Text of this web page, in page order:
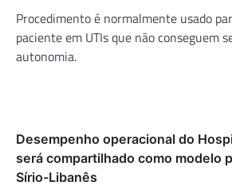
Procedimento é normalmente usado
paciente em UTIs que não conseguem
autonomia.
Desempenho operacional do
será compartilhado como modelo
Sírio-Libanês